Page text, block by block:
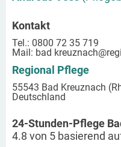
Kontakt
Tel.: 0800 72 35 719
Mail: bad kreuznach
Regional Pflege
55543 Bad Kreuznach
Deutschland
24-Stunden-Pflege
4.8 von 5 basierend